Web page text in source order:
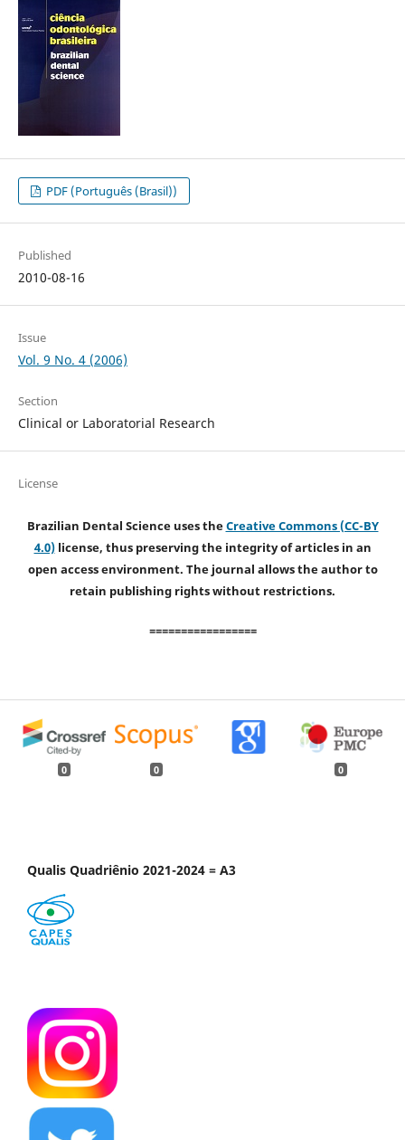
PDF (Português (Brasil))
Published
2010-08-16
Issue
Vol. 9 No. 4 (2006)
Section
Clinical or Laboratorial Research
License
Brazilian Dental Science uses theCreative Commons (CC-BY
4.0)license, thus preserving the integrity of articles in an
open access environment. The journal allows the author to
retain publishing rights without restrictions.
=================
0 0 0
Qualis Quadriênio 2021-2024 = A3